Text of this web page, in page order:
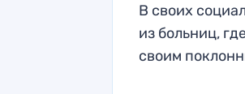
В своих
из больниц,
своим